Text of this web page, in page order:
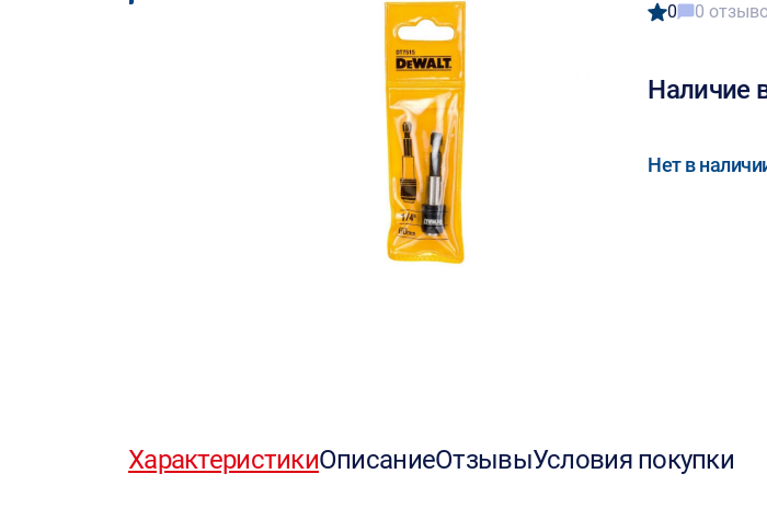
0 0
Наличие
Нет в
ХарактеристикиОписаниеОтзывыУсловия покупки